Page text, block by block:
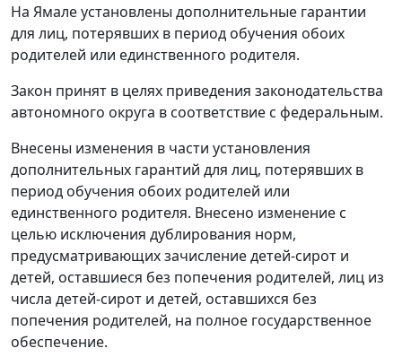
На Ямале установлены дополнительные гарантии
для лиц, потерявших в период обучения обоих
родителей или единственного родителя.
Закон принят в целях приведения законодательства
автономного округа в соответствие с федеральным.
Внесены изменения в части установления
дополнительных гарантий для лиц, потерявших в
период обучения обоих родителей или
единственного родителя. Внесено изменение с
целью исключения дублирования норм,
предусматривающих зачисление детей-сирот и
детей, оставшиеся без попечения родителей, лиц из
числа детей-сирот и детей, оставшихся без
попечения родителей, на полное государственное
обеспечение.